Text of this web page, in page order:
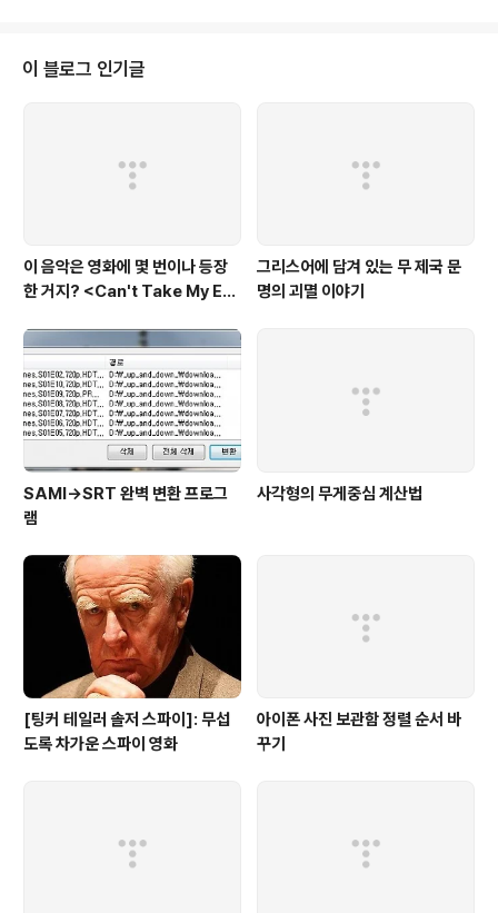
되서 이미 지쳤던 것이다. 이 글은 영화 컬럼니스트이신 김정대님께서 nKino에
연재하셨던 것을 김정대 님의 허락 하에 게시한 것입니다 스타워즈 해부학사전
이 블로그 인기글
이 음악은 영화에 몇 번이나 등장
한 거지? <Can't Take My Eye
그리스어에 담겨 있는 무 제국 문
명의 괴멸 이야기
SAMI→SRT 완벽 변환 프로그
램
사각형의 무게중심 계산법
[팅커 테일러 솔저 스파이]: 무섭
도록 차가운 스파이 영화
아이폰 사진 보관함 정렬 순서 바
꾸기